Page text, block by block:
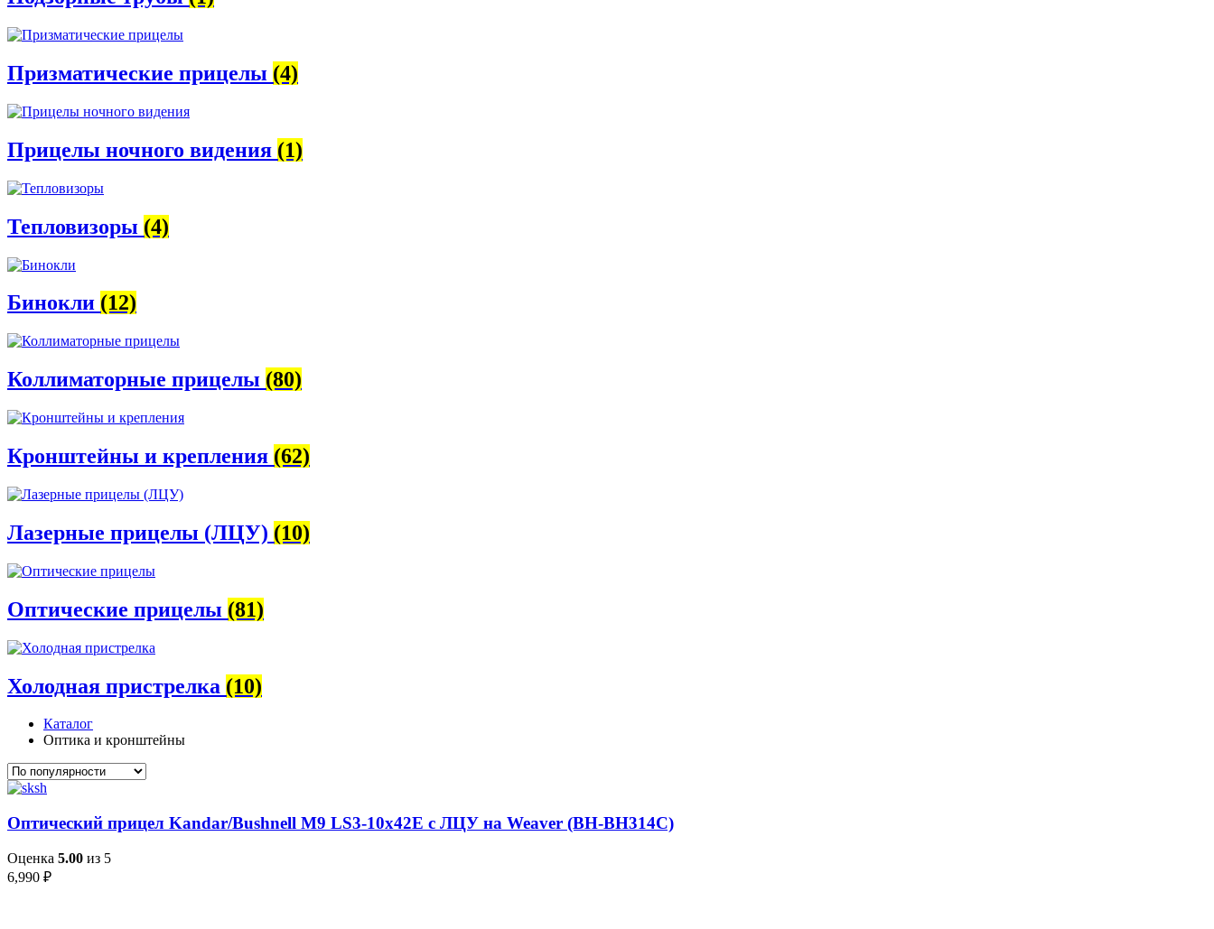
Призматические прицелы (4)
Прицелы ночного видения (1)
Тепловизоры (4)
Бинокли (12)
Коллиматорные прицелы (80)
Кронштейны и крепления (62)
Лазерные прицелы (ЛЦУ) (10)
Оптические прицелы (81)
Холодная пристрелка (10)
Каталог
Оптика и кронштейны
Оптический прицел Kandar/Bushnell M9 LS3-10x42E с ЛЦУ на Weaver (BH-BH314С)
Оценка 5.00 из 5
6,990 ₽